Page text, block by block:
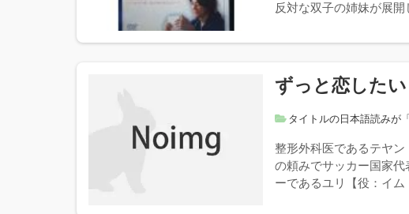
反対な双子の姉妹が展
ずっと恋したい
タイトルの日本語読みが
整形外科医であるテヤン
の頼みでサッカー国家
ーであるユリ【役：イ